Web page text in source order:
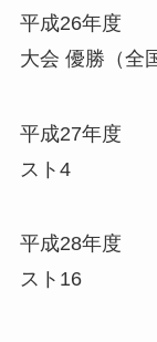
平成26年度
大会 優勝（全
平成27年度
スト4
平成28年度
スト16